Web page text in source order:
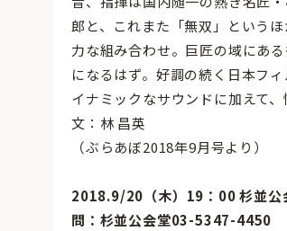
郎と、これまた「無双」という
力な組み合わせ。巨匠の域にあ
になるはず。好調の続く日本フ
イナミックなサウンドに加えて
文：林 昌英
（ぶらあぼ2018年9月号より）
2018.9/20（木）19：00 杉並公
問：杉並公会堂03-5347-4450